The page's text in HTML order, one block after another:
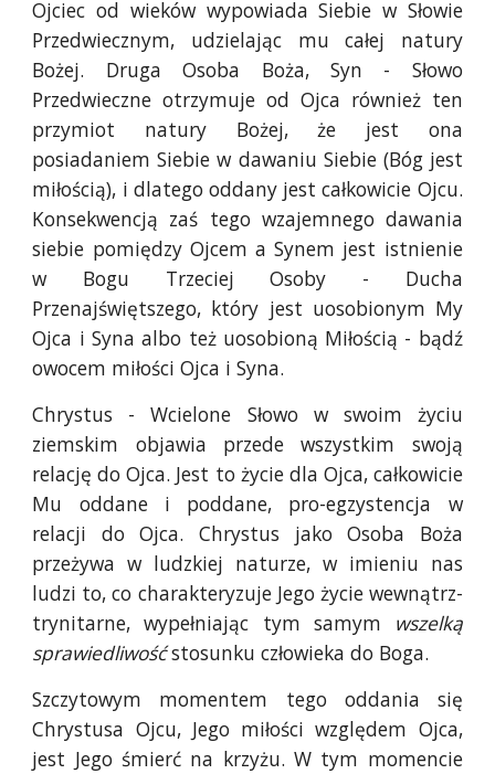
Ojciec od wieków wypowiada Siebie w Słowie
Przedwiecznym, udzielając mu całej natury
Bożej. Druga Osoba Boża, Syn - Słowo
Przedwieczne otrzymuje od Ojca również ten
przymiot natury Bożej, że jest ona
posiadaniem Siebie w dawaniu Siebie (Bóg jest
miłością), i dlatego oddany jest całkowicie Ojcu.
Konsekwencją zaś tego wzajemnego dawania
siebie pomiędzy Ojcem a Synem jest istnienie
w Bogu Trzeciej Osoby - Ducha
Przenajświętszego, który jest uosobionym My
Ojca i Syna albo też uosobioną Miłością - bądź
owocem miłości Ojca i Syna.
Chrystus - Wcielone Słowo w swoim życiu
ziemskim objawia przede wszystkim swoją
relację do Ojca. Jest to życie dla Ojca, całkowicie
Mu oddane i poddane, pro-egzystencja w
relacji do Ojca. Chrystus jako Osoba Boża
przeżywa w ludzkiej naturze, w imieniu nas
ludzi to, co charakteryzuje Jego życie wewnątrz-
trynitarne, wypełniając tym samym
wszelką
sprawiedliwośćstosunku człowieka do Boga.
Szczytowym momentem tego oddania się
Chrystusa Ojcu, Jego miłości względem Ojca,
jest Jego śmierć na krzyżu. W tym momencie